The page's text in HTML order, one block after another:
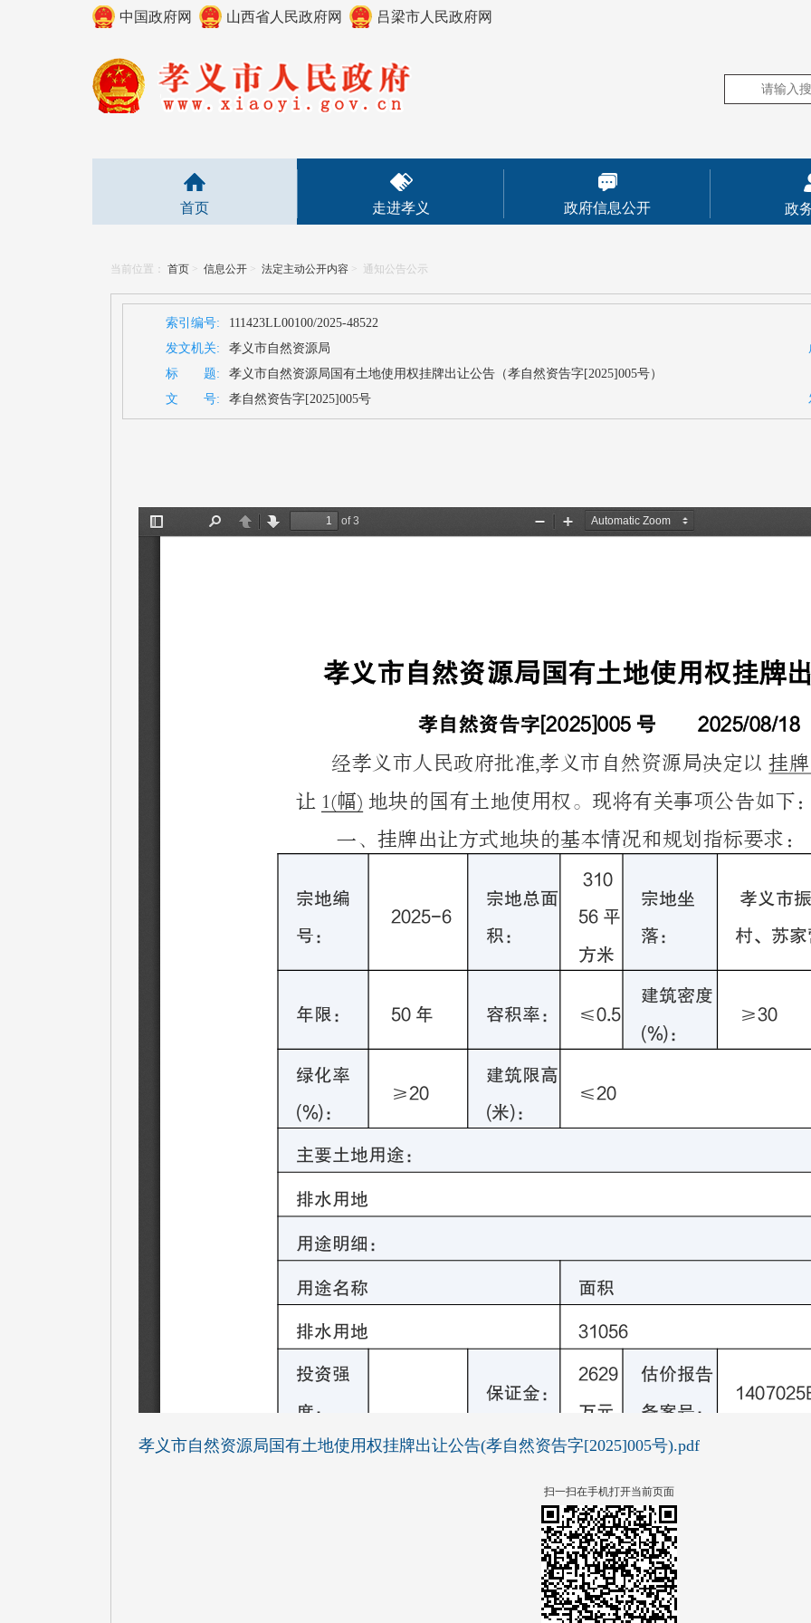
中国政府网 山西省人民政府网 吕梁市人民政府网
首页 走进孝义 政府信息公开 政
当前位置： 首页 > 信息公开 > 法定主动公开内容 > 通知公告公示
索引编号:
111423LL00100/2025-48522
发文机关:
孝义市自然资源局
标 题:
孝义市自然资源局国有土地使用权挂牌出让公告（孝自然资告字[2025]005号）
文 号:
孝自然资告字[2025]005号
孝义市自然资源局国有土地使用权挂牌出让公告(孝自然资告字[2025]005号).pdf
扫一扫在手机打开当前页面